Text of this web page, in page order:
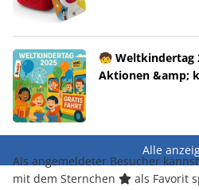
🧒 Weltkindertag
Aktionen &amp;
Alle
Als angemeldeter Besucher
mit dem Sternchen
als Favorit